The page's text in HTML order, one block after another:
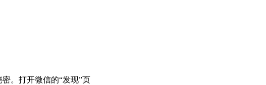
。打开微信的“发现”页